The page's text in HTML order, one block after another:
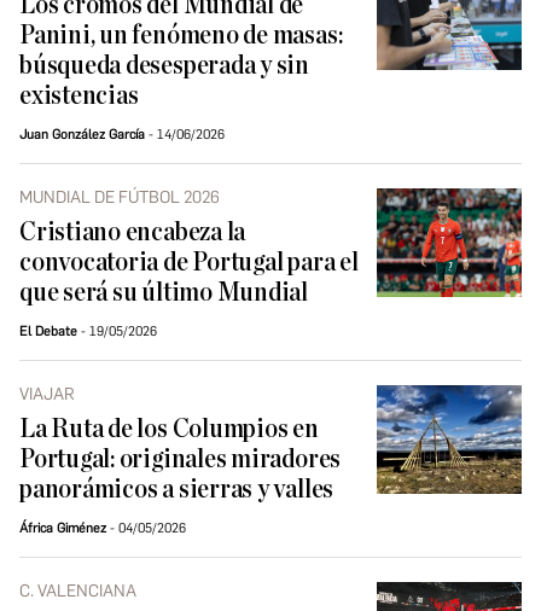
Los cromos del Mundial de
Panini, un fenómeno de masas:
búsqueda desesperada y sin
existencias
Juan González García 14/06/2026
MUNDIAL DE FÚTBOL 2026
Cristiano encabeza la
convocatoria de Portugal para el
que será su último Mundial
El Debate 19/05/2026
VIAJAR
La Ruta de los Columpios en
Portugal: originales miradores
panorámicos a sierras y valles
África Giménez 04/05/2026
C. VALENCIANA